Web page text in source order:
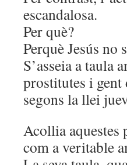
escandalosa.
Per què?
Perquè Jesús no
S’asseia a taula
prostitutes i
segons la llei
Acollia aquestes
com a veritable